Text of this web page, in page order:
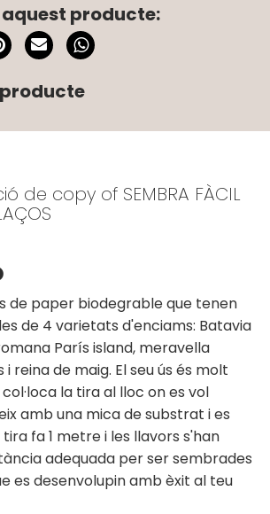
producte:
de copy of SEMBRA FÀCIL
de paper biodegrable que tenen
de 4 varietats d'enciams: Batavia
París island, meravella
reina de maig. El seu ús és molt
la tira al lloc on es vol
amb una mica de substrat i es
fa 1 metre i les llavors s'han
adequada per ser sembrades
es desenvolupin amb èxit al teu